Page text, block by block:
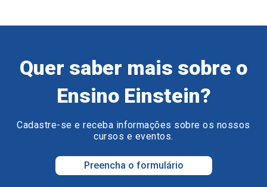
Quer saber mais sobre o
Ensino Einstein?
Cadastre-se e receba informações sobre os nossos
cursos e eventos.
Preencha o formulário